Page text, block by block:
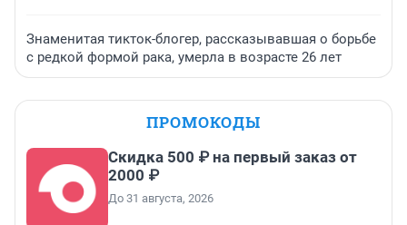
Знаменитая тикток-блогер, рассказывавшая о борьбе
с редкой формой рака, умерла в возрасте 26 лет
ПРОМОКОДЫ
Скидка 500 ₽ на первый заказ от
2000 ₽
До 31 августа, 2026